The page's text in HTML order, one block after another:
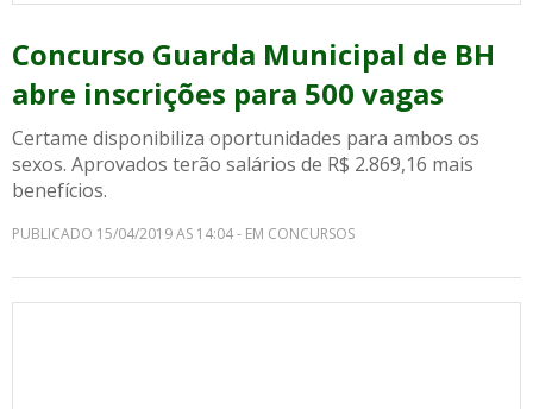
Concurso Guarda Municipal de BH
abre inscrições para 500 vagas
Certame disponibiliza oportunidades para ambos os
sexos. Aprovados terão salários de R$ 2.869,16 mais
benefícios.
PUBLICADO 15/04/2019 AS 14:04 - EM CONCURSOS